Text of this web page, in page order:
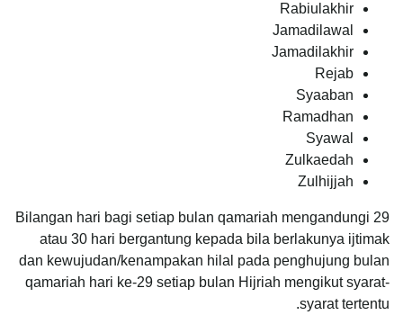
Rabiulakhir
Jamadilawal
Jamadilakhir
Rejab
Syaaban
Ramadhan
Syawal
Zulkaedah
Zulhijjah
Bilangan hari bagi setiap bulan qamariah mengandungi 29
atau 30 hari bergantung kepada bila berlakunya ijtimak
dan kewujudan/kenampakan hilal pada penghujung bulan
qamariah hari ke-29 setiap bulan Hijriah mengikut syarat-
syarat tertentu.